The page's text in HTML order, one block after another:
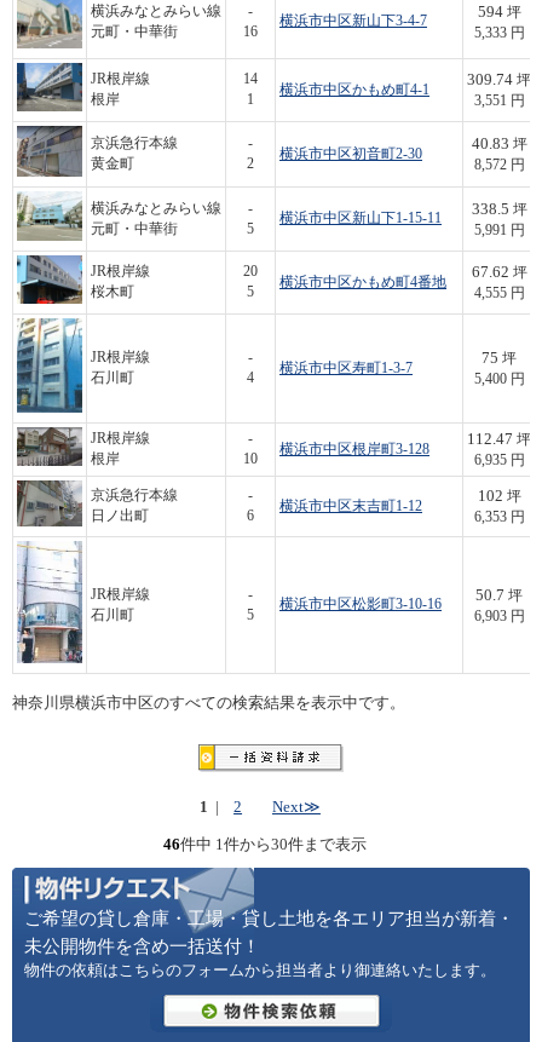
横浜みなとみらい線
元町・中華街
-
16
横浜市中区新山下3-4-7
594坪
5,333 円
JR根岸線
根岸
14
1
横浜市中区かもめ町4-1
309.74 坪
3,551 円
京浜急行本線
黄金町
-
2
横浜市中区初音町2-30
40.83 坪
8,572 円
横浜みなとみらい線
元町・中華街
-
5
横浜市中区新山下1-15-11
338.5 坪
5,991 円
JR根岸線
桜木町
20
5
横浜市中区かもめ町4番地
67.62 坪
4,555 円
JR根岸線
石川町
-
4
横浜市中区寿町1-3-7
75 坪
5,400 円
JR根岸線
根岸
-
10
横浜市中区根岸町3-128
112.47 坪
6,935 円
京浜急行本線
日ノ出町
-
6
横浜市中区末吉町1-12
102 坪
6,353 円
JR根岸線
石川町
-
5
横浜市中区松影町3-10-16
50.7 坪
6,903 円
神奈川県横浜市中区のすべての検索結果を表示中です。
1 | 2 Next≫
46件中 1件から30件まで表示
ご希望の貸し倉庫・工場・貸し土地を各エリア担当が新着・
未公開物件を含め一括送付！
物件の依頼はこちらのフォームから担当者より御連絡いたします。